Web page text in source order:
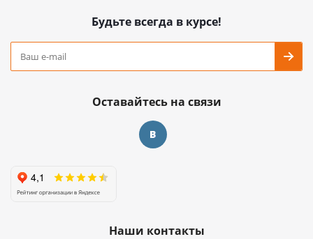
Будьте всегда в курсе!
Оставайтесь на связи
Наши контакты